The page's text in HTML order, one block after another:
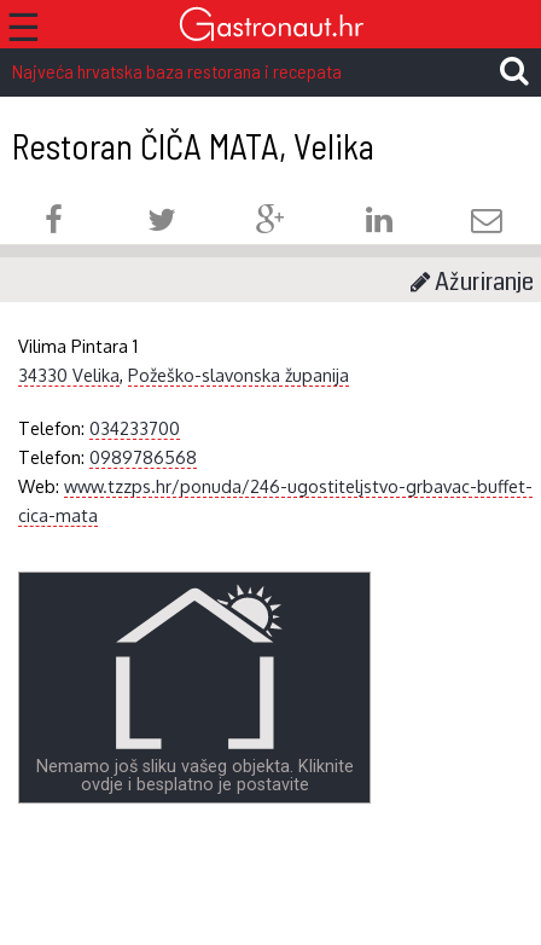
☰
Najveća hrvatska baza restorana i recepata
Restoran ČIČA MATA, Velika
Ažuriranje
Vilima Pintara 1
34330 Velika,Požeško-slavonska županija
Telefon:034233700
Telefon:0989786568
Web:www.tzzps.hr/ponuda/246-ugostiteljstvo-grbavac-buffet-
cica-mata
Nemamo još sliku vašeg objekta. Kliknite
ovdje i besplatno je postavite